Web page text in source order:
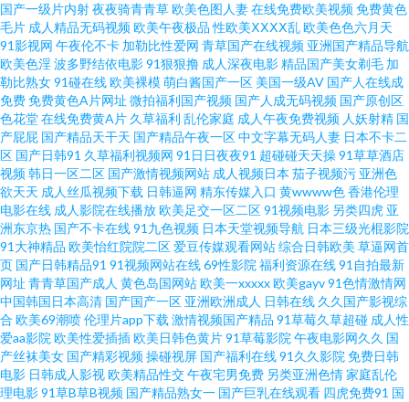
色人人干 一二区黄色视频 97久草 久久人体肏嫰屄 日韩a插 91黄在线观看 91
香蕉网 波多野洁衣电影 传媒视频在线播放 国产欧美日韩夜夜爱 欧美爽入 日
韩91在线影音在线 2026AV天堂网 99久久99久久精品国 91超碰人人 四房快
播 欧日韩大片 东京热色网站 91中文网 午夜福利工业 人人插人人插天天槽人
人插人人 狠狠撸成人网站 99热久久国产精品这里有 泽井芽衣 日夜骚Av 欧美
日韩东京热精品 国产成人自拍网 97超碰免费人人乐 羞羞软件 人人草人人干
久草社区蜜桃精品社区 久久艹麻豆传媒 爱爱超级碰 野花香免费视频 日韩理
论影院 久久人妻无码一区 菠萝AV综合 有b吗日韩在线 三级伦理在线 日老熟女
肥逼人人操青青草 色爱狼综合 日韩精品免费0 日韩精品在线看 大香蕉伊人
国产一级片内射夜夜骑青青草欧美色图人妻在线免费欧美视频免费黄色
毛片 成人精品无码视频欧美午夜极品 性欧美ⅩⅩⅩⅩ乱欧美色色六月天
91影视网 午夜伦不卡 加勒比性爱网 青草国产在线视频 亚洲国产精品导航
欧美色淫波多野结依电影91狠狠撸 成人深夜电影精品国产美女剃毛 加
勒比熟女91碰在线欧美裸模萌白酱国产一区 美国一级AV 国产人在线成
免费免费黄色A片网址 微拍福利国产视频 国产人成无码视频 国产原创区
色花堂在线免费黄A片 久草福利 乱伦家庭 成人午夜免费视频 人妖射精 国
产屁屁 国产精品天干天 国产精品午夜一区中文字幕无码人妻 日本不卡二
区 国产日韩91 久草福利视频网 91日日夜夜91 超碰碰天天操91草草酒店
视频韩日一区二区 国产激情视频网站 成人视频日本 茄子视频污 亚洲色
欲天天 成人丝瓜视频下载 日韩逼网 精东传媒入口 黄wwww色香港伦理
电影在线 成人影院在线播放欧美足交一区二区91视频电影 另类四虎 亚
洲东京热 国产不卡在线91九色视频 日本天堂视频导航 日本三级光棍影院
91大神精品 欧美怡红院院二区爱豆传媒观看网站综合日韩欧美 草逼网首
页 国产日韩精品91 91视频网站在线69性影院福利资源在线91自拍最新
网址 青青草国产成人 黄色岛国网站欧美一xxxxx欧美gayv91色情激情网
中国韩国日本高清 国产国产一区 亚洲欧洲成人 日韩在线 久久国产影视综
合 欧美69潮喷伦理片app下载激情视频国产精品 91草莓久草超碰 成人性
爱aa影院欧美性爱插插欧美日韩色黄片91草莓影院午夜电影网久久 国
产丝袜美女 国产精彩视频操碰视屏 国产福利在线91久久影院免费日韩
电影 日韩成人影视欧美精品性交午夜宅男免费 另类亚洲色情家庭乱伦
理电影91草B草B视频 国产精品熟女一 国产巨乳在线观看 四虎免费91 国